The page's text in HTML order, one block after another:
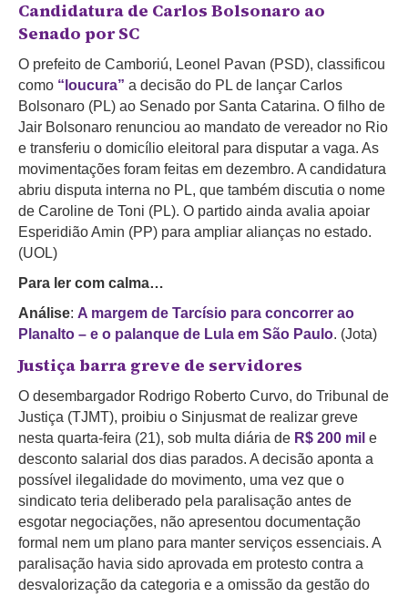
Candidatura de Carlos Bolsonaro ao
Senado por SC
O prefeito de Camboriú, Leonel Pavan (PSD), classificou
como “loucura” a decisão do PL de lançar Carlos
Bolsonaro (PL) ao Senado por Santa Catarina. O filho de
Jair Bolsonaro renunciou ao mandato de vereador no Rio
e transferiu o domicílio eleitoral para disputar a vaga. As
movimentações foram feitas em dezembro. A candidatura
abriu disputa interna no PL, que também discutia o nome
de Caroline de Toni (PL). O partido ainda avalia apoiar
Esperidião Amin (PP) para ampliar alianças no estado.
(UOL)
Para ler com calma…
Análise: A margem de Tarcísio para concorrer ao
Planalto – e o palanque de Lula em São Paulo. (Jota)
Justiça barra greve de servidores
O desembargador Rodrigo Roberto Curvo, do Tribunal de
Justiça (TJMT), proibiu o Sinjusmat de realizar greve
nesta quarta-feira (21), sob multa diária de R$ 200 mil e
desconto salarial dos dias parados. A decisão aponta a
possível ilegalidade do movimento, uma vez que o
sindicato teria deliberado pela paralisação antes de
esgotar negociações, não apresentou documentação
formal nem um plano para manter serviços essenciais. A
paralisação havia sido aprovada em protesto contra a
desvalorização da categoria e a omissão da gestão do